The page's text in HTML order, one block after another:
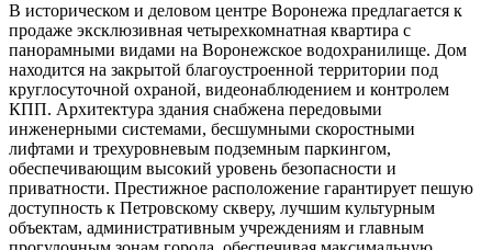
В историческом и деловом центре Воронежа предлагается к
продаже эксклюзивная четырехкомнатная квартира с
панорамными видами на Воронежское водохранилище. Дом
находится на закрытой благоустроенной территории под
круглосуточной охраной, видеонаблюдением и контролем
КПП. Архитектура здания снабжена передовыми
инженерными системами, бесшумными скоростными
лифтами и трехуровневым подземным паркингом,
обеспечивающим высокий уровень безопасности и
приватности. Престижное расположение гарантирует пешую
доступность к Петровскому скверу, лучшим культурным
объектам, административным учреждениям и главным